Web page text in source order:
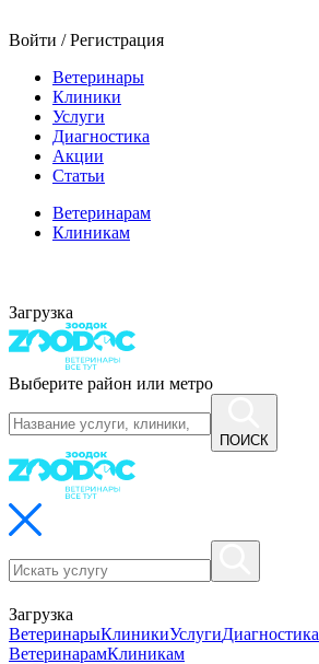
Войти / Регистрация
Ветеринары
Клиники
Услуги
Диагностика
Акции
Статьи
Ветеринарам
Клиникам
Загрузка
Выберите район или метро
ПОИСК
Загрузка
ВетеринарыКлиникиУслугиДиагностика
ВетеринарамКлиникам